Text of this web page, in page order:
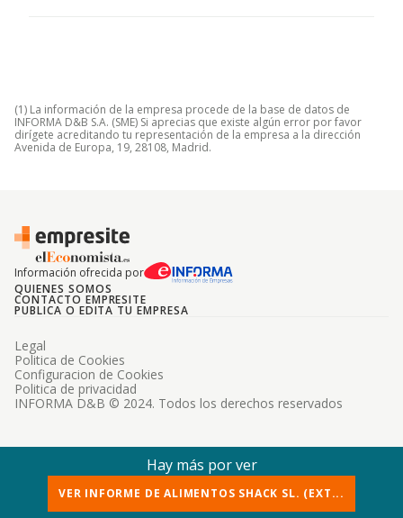
(1) La información de la empresa procede de la base de datos de
INFORMA D&B S.A. (SME) Si aprecias que existe algún error por favor
dirígete acreditando tu representación de la empresa a la dirección
Avenida de Europa, 19, 28108, Madrid.
Información ofrecida por
QUIENES SOMOS
CONTACTO EMPRESITE
PUBLICA O EDITA TU EMPRESA
INFORMA D&B © 2024. Todos los derechos reservados
Legal
Politica de Cookies
Configuracion de Cookies
Politica de privacidad
Hay más por ver
VER INFORME DE ALIMENTOS SHACK SL. (EXT...